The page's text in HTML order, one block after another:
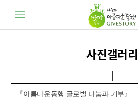
사진갤러리
『아름다운동행 글로벌 나눔과 기부』